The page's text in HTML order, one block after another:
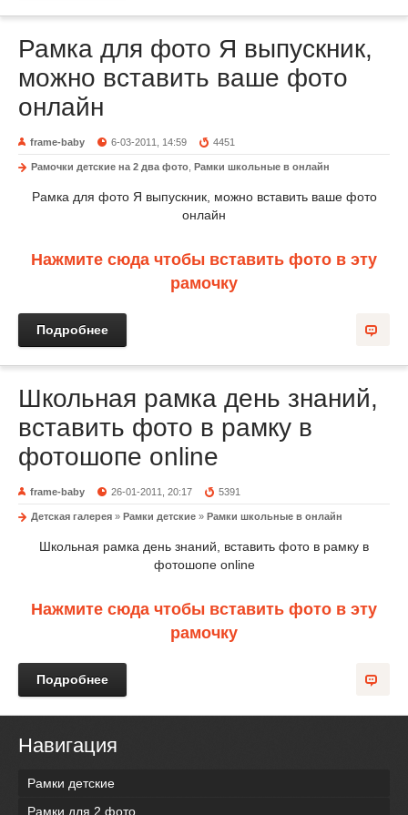
Рамка для фото Я выпускник,
можно вставить ваше фото
онлайн
frame-baby 6-03-2011, 14:59 4451
Рамочки детские на 2 два фото Рамки школьные в онлайн
Рамка для фото Я выпускник, можно вставить ваше фото
онлайн
Нажмите сюда чтобы вставить фото в эту
рамочку
Подробнее
Школьная рамка день знаний,
вставить фото в рамку в
фотошопе online
frame-baby 26-01-2011, 20:17 5391
Детская галерея » Рамки детские » Рамки школьные в онлайн
Школьная рамка день знаний, вставить фото в рамку в
фотошопе online
Нажмите сюда чтобы вставить фото в эту
рамочку
Подробнее
Навигация
Рамки детские
Рамки для 2 фото